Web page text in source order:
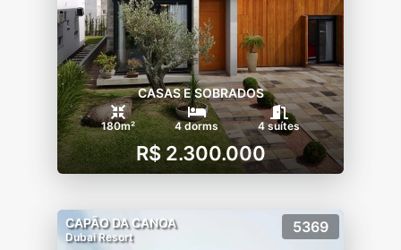
CASAS E SOBRADOS
180m² 4 dorms 4 suítes
R$ 2.300.000
CAPÃO DA CANOA
Dubai Resort
5369